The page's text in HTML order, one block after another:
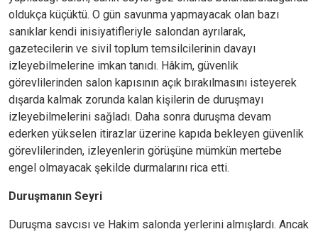
oldukça küçüktü. O gün savunma yapmayacak olan bazı
sanıklar kendi inisiyatifleriyle salondan ayrılarak,
gazetecilerin ve sivil toplum temsilcilerinin davayı
izleyebilmelerine imkan tanıdı. Hâkim, güvenlik
görevlilerinden salon kapısının açık bırakılmasını isteyerek
dışarda kalmak zorunda kalan kişilerin de duruşmayı
izleyebilmelerini sağladı. Daha sonra duruşma devam
ederken yükselen itirazlar üzerine kapıda bekleyen güvenlik
görevlilerinden, izleyenlerin görüşüne mümkün mertebe
engel olmayacak şekilde durmalarını rica etti.
Duruşmanın Seyri
Duruşma savcısı ve Hakim salonda yerlerini almışlardı. Ancak